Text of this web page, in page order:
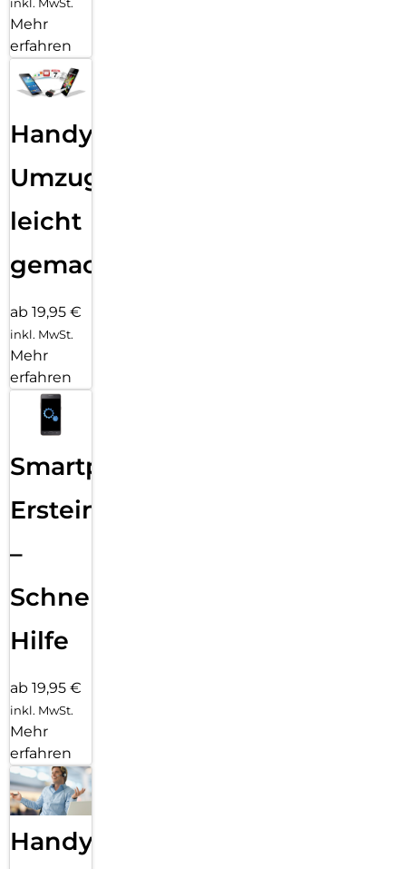
Mehr
erfahren
Handy
Umzug
leicht
gemacht!
ab 19,95 €
inkl. MwSt.
Mehr
erfahren
Smartphone
Ersteinrichtung
–
Schnelle
Hilfe
ab 19,95 €
inkl. MwSt.
Mehr
erfahren
Handy